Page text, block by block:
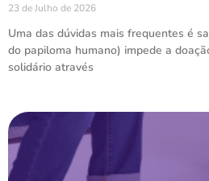
23 de Julho de 2026
Uma das dúvidas mais frequentes é
do papiloma humano) impede a
solidário através